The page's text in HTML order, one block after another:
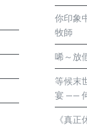
你印象
牧師
唏～放
等候末
宴 ——
《真